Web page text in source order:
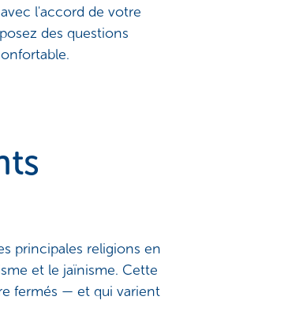
l'accord de votre
des questions
principales religions en
et le jaïnisme. Cette
fermés — et qui varient